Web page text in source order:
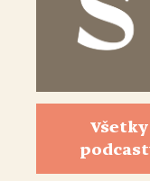
Všetky